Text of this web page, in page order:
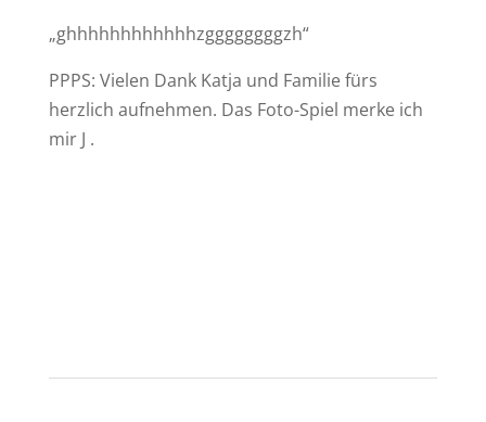
„ghhhhhhhhhhhhzggggggggzh“
PPPS: Vielen Dank Katja und Familie fürs
herzlich aufnehmen. Das Foto-Spiel merke ich
mir J .